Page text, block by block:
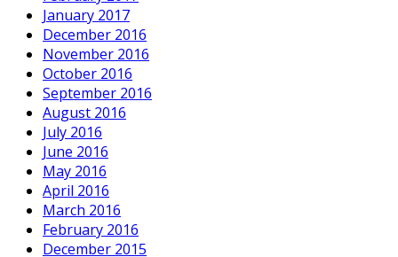
January 2017
December 2016
November 2016
October 2016
September 2016
August 2016
July 2016
June 2016
May 2016
April 2016
March 2016
February 2016
December 2015